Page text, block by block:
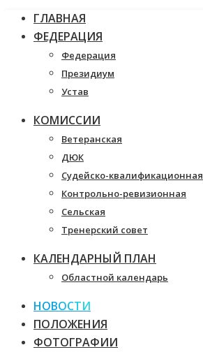
ГЛАВНАЯ
ФЕДЕРАЦИЯ
Федерация
Президиум
Устав
КОМИССИИ
Ветеранская
ДЮК
Судейско-квалификационная
Контрольно-ревизионная
Сельская
Тренерский совет
КАЛЕНДАРНЫЙ ПЛАН
Областной календарь
НОВОСТИ
ПОЛОЖЕНИЯ
ФОТОГРАФИИ